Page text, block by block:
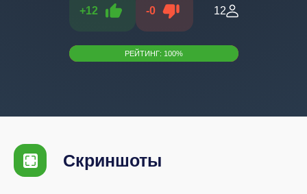
+12 -0 12
РЕЙТИНГ: 100%
Скриншоты